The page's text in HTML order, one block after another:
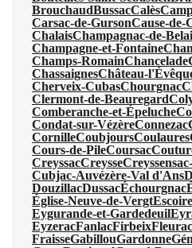
BrouchaudBussacCalès
Carsac-de-GursonCause-de-
ChalaisChampagnac-de-
Champagne-et-Fontaine
Champs-RomainChancelade
ChassaignesChâteau-
Cherveix-CubasChourgnac
Clermont-de-Beauregard
Comberanche-et-Épeluche
Condat-sur-VézèreConnezac
CornilleCoubjoursCoulaures
Cours-de-PileCoursac
CreyssacCreysse
Cubjac-Auvézère-Val d'Ans
DouzillacDussacÉchourgnac
Église-Neuve-de-VergtEscoire
Eygurande-et-Gardedeuil
EyzeracFanlacFirbeixFleurac
FraisseGabillouGardonne